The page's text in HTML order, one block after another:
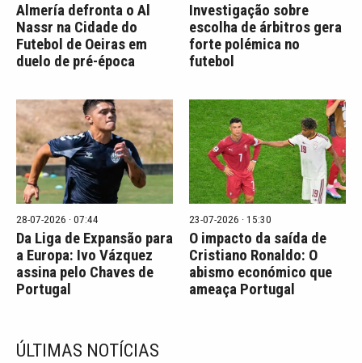
Almería defronta o Al
Nassr na Cidade do
Futebol de Oeiras em
duelo de pré-época
Investigação sobre
escolha de árbitros gera
forte polémica no
futebol
28-07-2026 · 07:44
Da Liga de Expansão para
a Europa: Ivo Vázquez
assina pelo Chaves de
Portugal
23-07-2026 · 15:30
O impacto da saída de
Cristiano Ronaldo: O
abismo económico que
ameaça Portugal
ÚLTIMAS NOTÍCIAS